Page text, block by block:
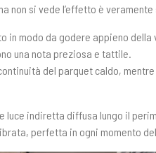
non si vede l’effetto è
modo da godere appieno della
una nota preziosa e tattile.
del parquet caldo,
luce indiretta diffusa lungo il
perfetta in ogni momento